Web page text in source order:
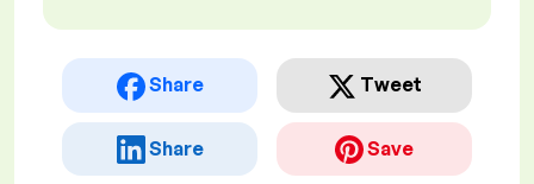
Share Tweet
Share Save